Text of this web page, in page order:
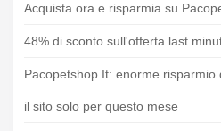
Acquista ora e risparmia su
48% di sconto sull'offerta last
Pacopetshop It: enorme
il sito solo per questo mese